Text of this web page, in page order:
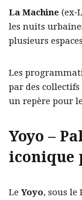
La Machine
les nuits
plusieurs
Les
par des
un repère pour
Yoyo –
iconique
Le Yoyo, sous le